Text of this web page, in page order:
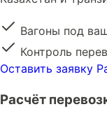
Вагоны под
Контроль
Оставить заявку
Расчёт